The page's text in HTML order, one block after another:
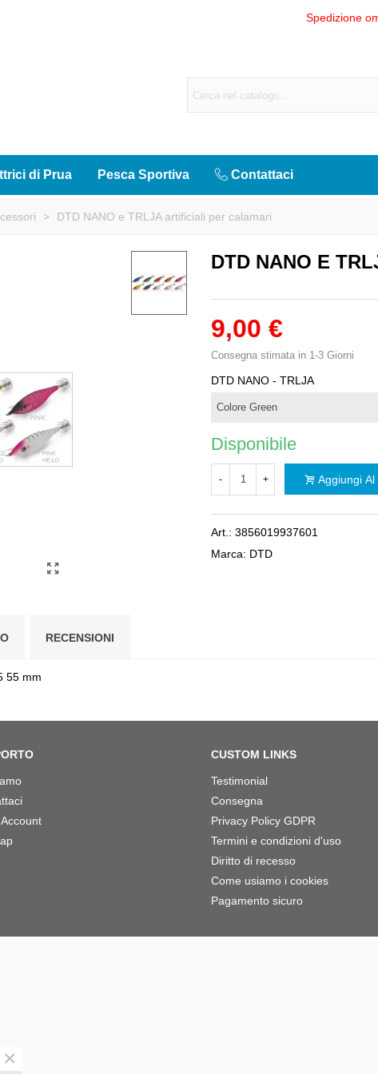
Spedizione
di Prua Pesca Sportiva Contattaci
> DTD NANO e TRLJA artificiali per calamari
DTD NANO E
9,00 €
Consegna stimata in 1-3 Giorni
DTD NANO - TRLJA
Disponibile
- + Aggiungi
Art.: 3856019937601
Marca: DTD
RECENSIONI
55 mm
CUSTOM LINKS
Testimonial
Consegna
Privacy Policy GDPR
Termini e condizioni d'uso
Diritto di recesso
Come usiamo i cookies
Pagamento sicuro
×